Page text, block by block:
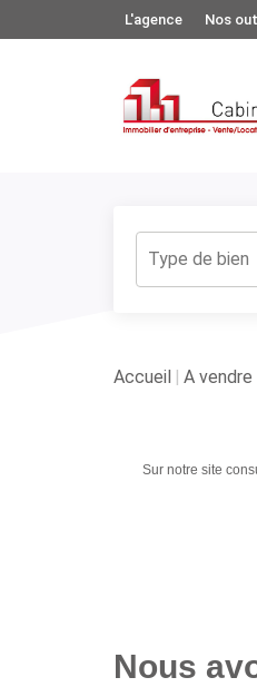
L'agence Nos
Accueil A vendre
Sur notre site
Nous